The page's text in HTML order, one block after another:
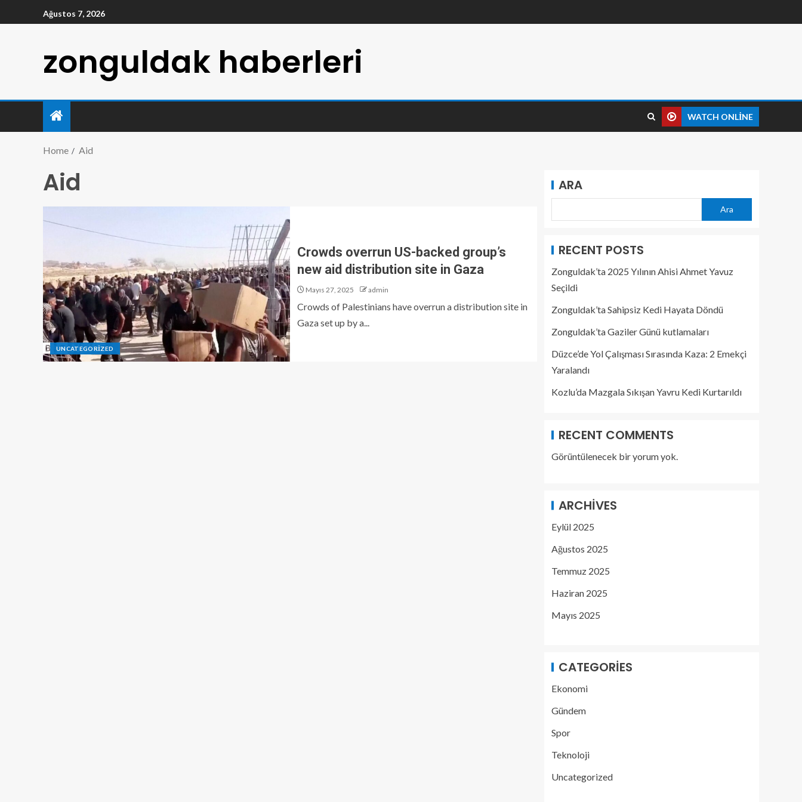
Ağustos 7, 2026
zonguldak haberleri
WATCH ONLINE
Home Aid
Aid
UNCATEGORIZED
Crowds overrun US-backed group’s
new aid distribution site in Gaza
Mayıs 27, 2025 admin
Crowds of Palestinians have overrun a distribution site in
Gaza set up by a...
ARA
Ara
RECENT POSTS
Zonguldak’ta 2025 Yılının Ahisi Ahmet Yavuz
Seçildi
Zonguldak’ta Sahipsiz Kedi Hayata Döndü
Zonguldak’ta Gaziler Günü kutlamaları
Düzce’de Yol Çalışması Sırasında Kaza: 2 Emekçi
Yaralandı
Kozlu’da Mazgala Sıkışan Yavru Kedi Kurtarıldı
RECENT COMMENTS
Görüntülenecek bir yorum yok.
ARCHIVES
Eylül 2025
Ağustos 2025
Temmuz 2025
Haziran 2025
Mayıs 2025
CATEGORIES
Ekonomi
Gündem
Spor
Teknoloji
Uncategorized